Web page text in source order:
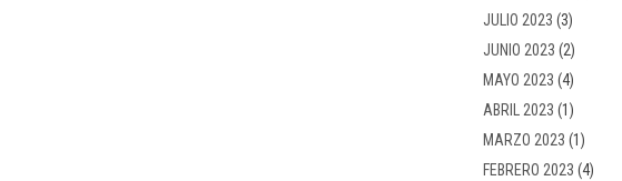
JULIO 2023 (3)
JUNIO 2023 (2)
MAYO 2023 (4)
ABRIL 2023 (1)
MARZO 2023 (1)
FEBRERO 2023 (4)